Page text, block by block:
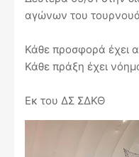
αγώνων του
Κάθε προσφορά έχει
Κάθε πράξη έχει
Εκ του ΔΣ ΣΔΚΘ